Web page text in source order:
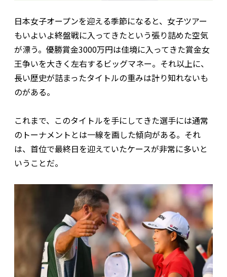
日本女子オープンを迎える季節になると、女子ツアー
もいよいよ終盤戦に入ってきたという張り詰めた空気
が漂う。優勝賞金3000万円は佳境に入ってきた賞金女
王争いを大きく左右するビッグマネー。それ以上に、
長い歴史が詰まったタイトルの重みは計り知れないも
のがある。
これまで、このタイトルを手にしてきた選手には通常
のトーナメントとは一線を画した傾向がある。それ
は、首位で最終日を迎えていたケースが非常に多いと
いうことだ。